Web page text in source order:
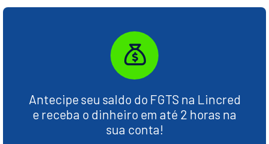
Antecipe seu saldo do FGTS na Lincred
e receba o dinheiro em até 2 horas na
sua conta!